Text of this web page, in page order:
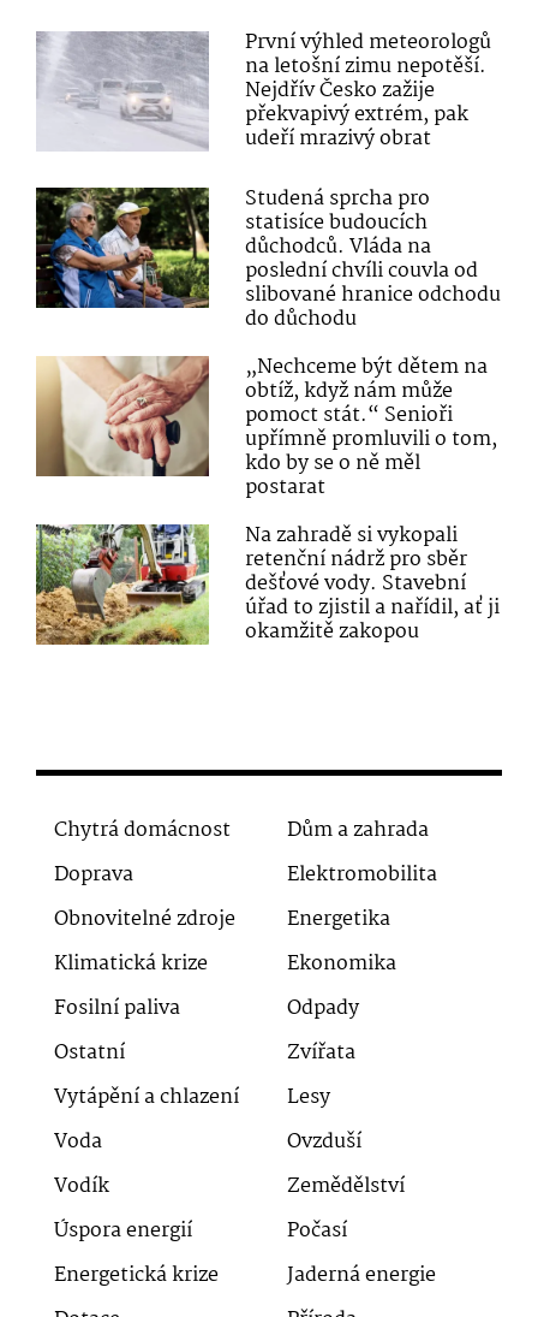
První výhled meteorologů
na letošní zimu nepotěší.
Nejdřív Česko zažije
překvapivý extrém, pak
udeří mrazivý obrat
Studená sprcha pro
statisíce budoucích
důchodců. Vláda na
poslední chvíli couvla od
slibované hranice odchodu
do důchodu
„Nechceme být dětem na
obtíž, když nám může
pomoct stát.“ Senioři
upřímně promluvili o tom,
kdo by se o ně měl
postarat
Na zahradě si vykopali
retenční nádrž pro sběr
dešťové vody. Stavební
úřad to zjistil a nařídil, ať ji
okamžitě zakopou
Chytrá domácnost
Dům a zahrada
Doprava
Elektromobilita
Obnovitelné zdroje
Energetika
Klimatická krize
Ekonomika
Fosilní paliva
Odpady
Ostatní
Zvířata
Vytápění a chlazení
Lesy
Voda
Ovzduší
Vodík
Zemědělství
Úspora energií
Počasí
Energetická krize
Jaderná energie